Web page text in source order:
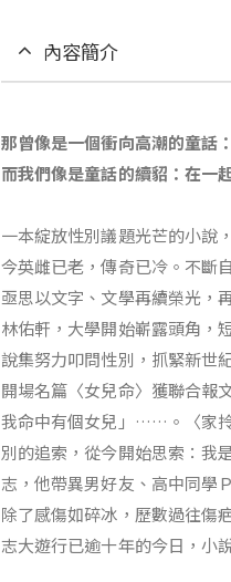
內容簡介
那曾像是一個衝向高潮的童話
而我們像是童話的續貂：在
一本綻放性別議題光芒的小說
今英雌已老，傳奇已冷。不斷
亟思以文字、文學再續榮光，
林佑軒，大學開始嶄露頭角，
說集努力叩問性別，抓緊新世
開場名篇〈女兒命〉獲聯合報
我命中有個女兒」……。〈家
別的追索，從今開始思索：我
志，他帶異男好友、高中同學
除了感傷如碎冰，歷數過往傷
志大遊行已逾十年的今日，小